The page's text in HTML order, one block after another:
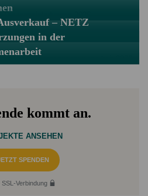
– NETZ
in der
kommt an.
ANSEHEN
SPENDEN
Verbindung